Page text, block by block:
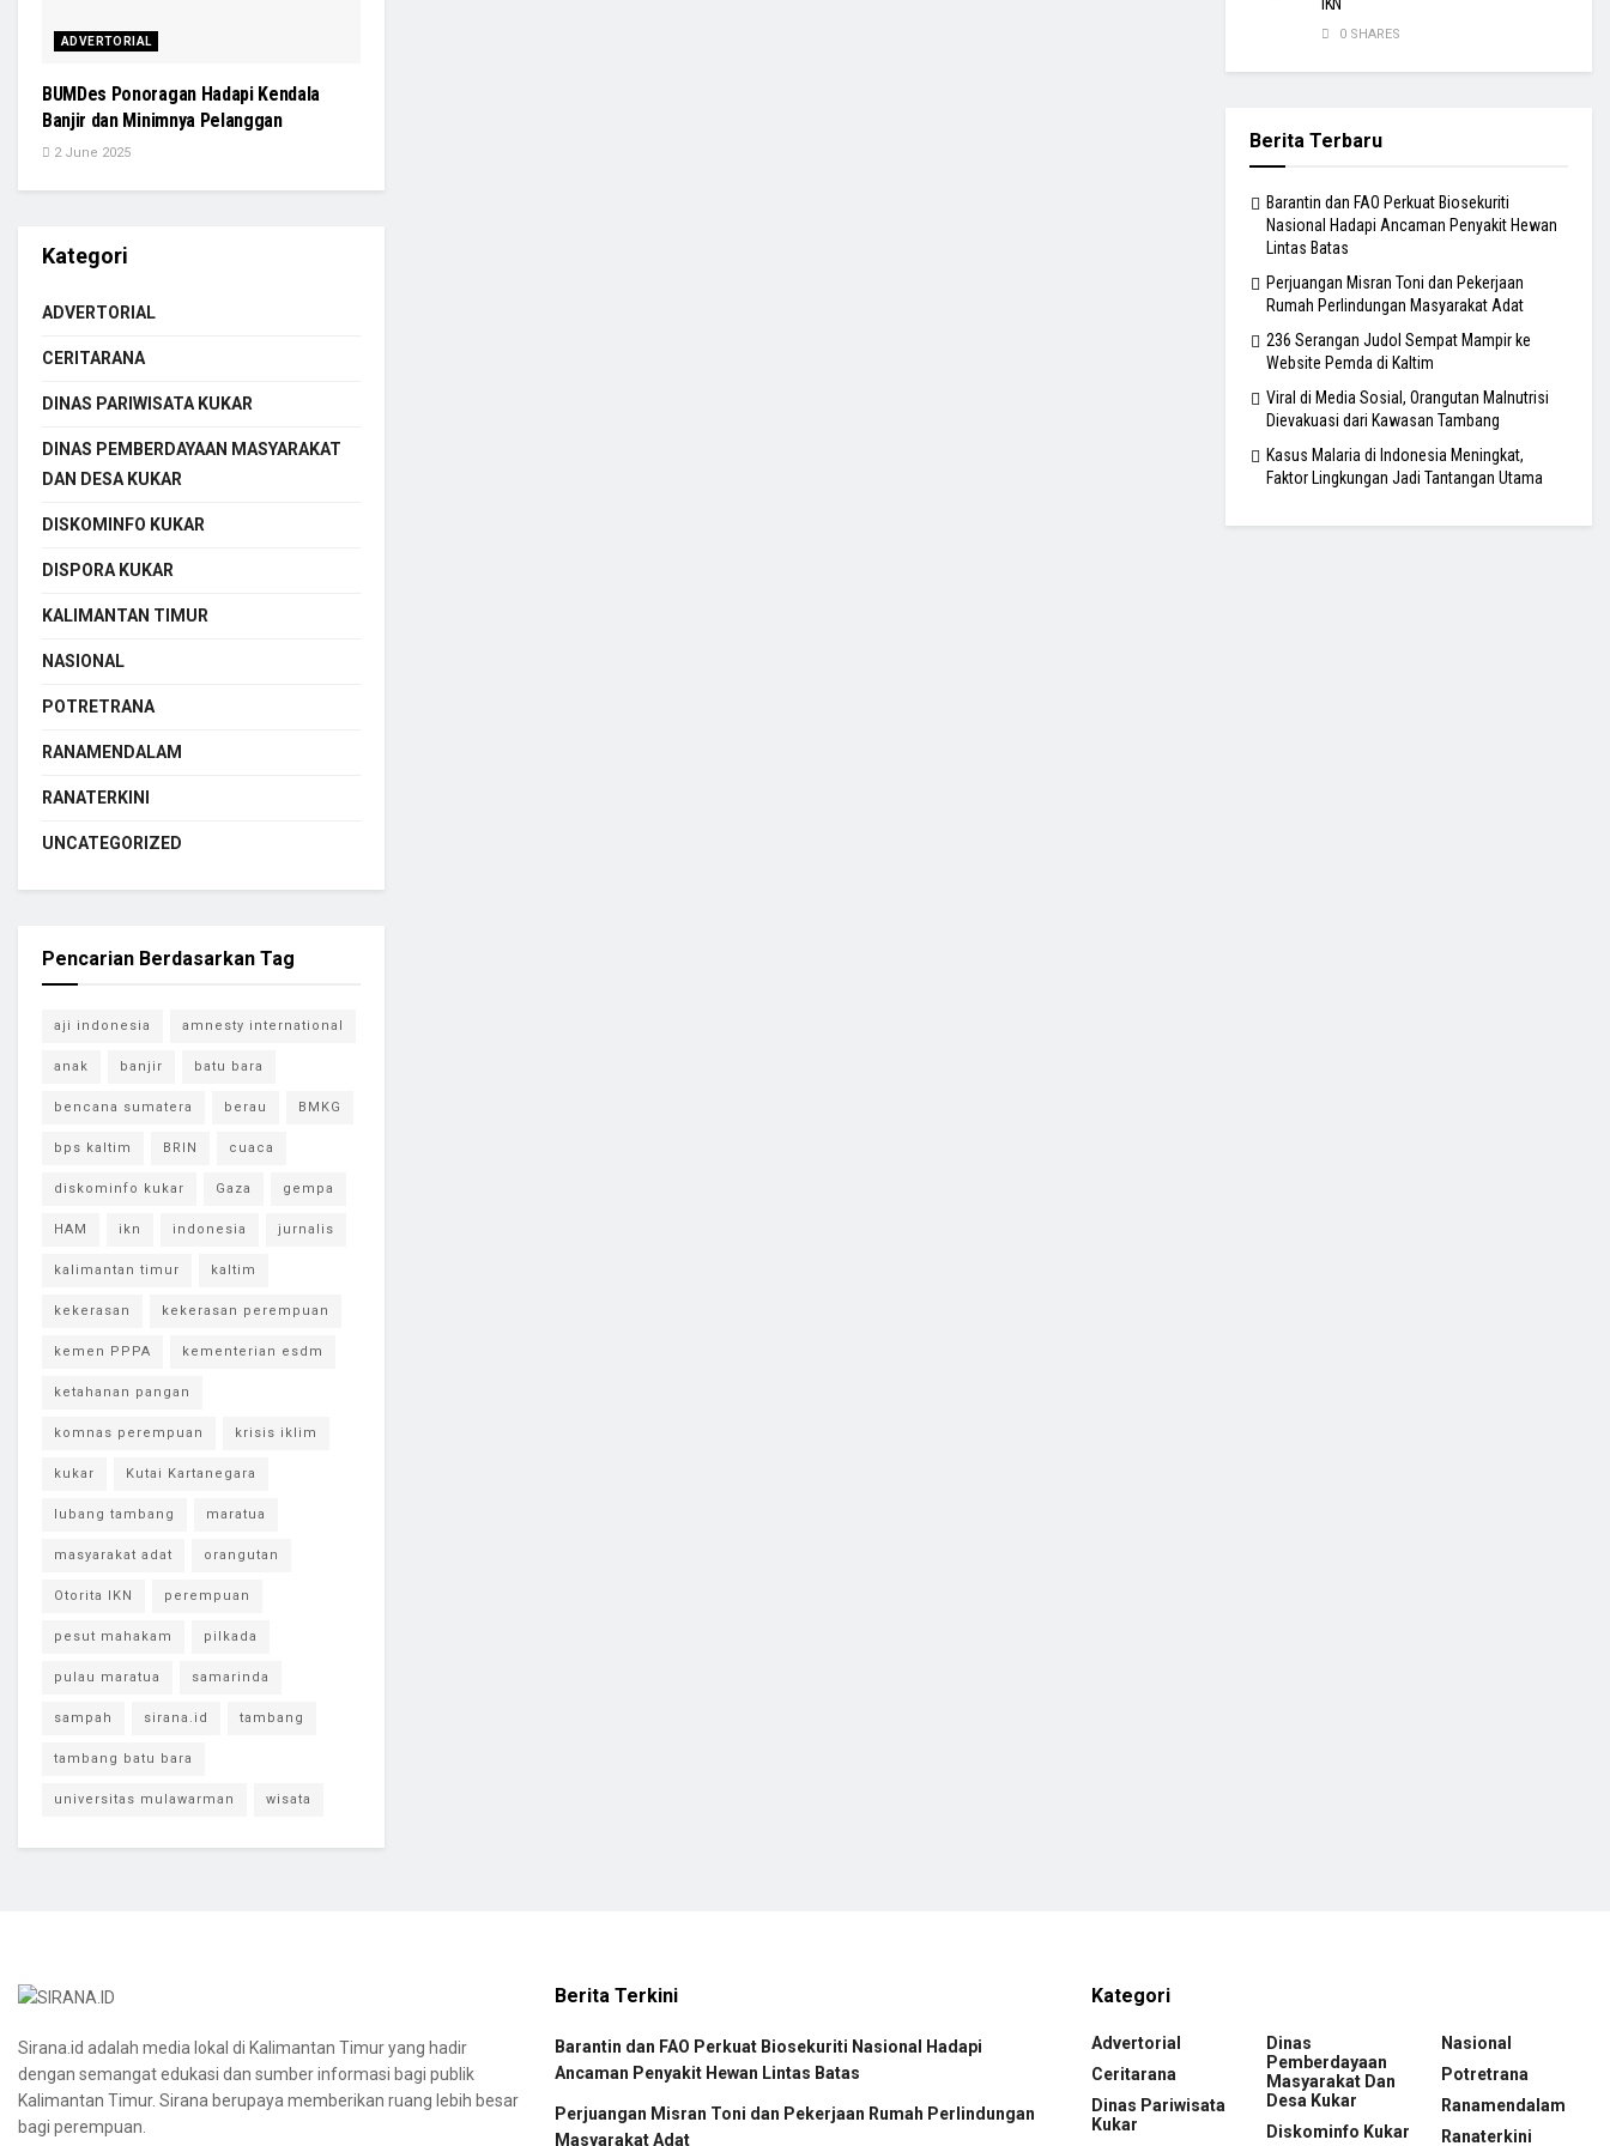
ADVERTORIAL
BUMDes Ponoragan Hadapi Kendala
Banjir dan Minimnya Pelanggan
2 June 2025
Kategori
ADVERTORIAL
CERITARANA
DINAS PARIWISATA KUKAR
DINAS PEMBERDAYAAN MASYARAKAT
DAN DESA KUKAR
DISKOMINFO KUKAR
DISPORA KUKAR
KALIMANTAN TIMUR
NASIONAL
POTRETRANA
RANAMENDALAM
RANATERKINI
UNCATEGORIZED
Pencarian Berdasarkan Tag
aji indonesia amnesty international
anak banjir batu bara
bencana sumatera berau BMKG
bps kaltim BRIN cuaca
diskominfo kukar Gaza gempa
HAM ikn indonesia jurnalis
kalimantan timur kaltim
kekerasan kekerasan perempuan
kemen PPPA kementerian esdm
ketahanan pangan
komnas perempuan krisis iklim
kukar Kutai Kartanegara
lubang tambang maratua
masyarakat adat orangutan
Otorita IKN perempuan
pesut mahakam pilkada
pulau maratua samarinda
sampah sirana.id tambang
tambang batu bara
universitas mulawarman wisata
0 SHARES
Berita Terbaru
Barantin dan FAO Perkuat Biosekuriti
Nasional Hadapi Ancaman Penyakit Hewan
Lintas Batas
Perjuangan Misran Toni dan Pekerjaan
Rumah Perlindungan Masyarakat Adat
236 Serangan Judol Sempat Mampir ke
Website Pemda di Kaltim
Viral di Media Sosial, Orangutan Malnutrisi
Dievakuasi dari Kawasan Tambang
Kasus Malaria di Indonesia Meningkat,
Faktor Lingkungan Jadi Tantangan Utama
Sirana.id adalah media lokal di Kalimantan Timur yang hadir
dengan semangat edukasi dan sumber informasi bagi publik
Kalimantan Timur. Sirana berupaya memberikan ruang lebih besar
bagi perempuan.
Berita Terkini
Barantin dan FAO Perkuat Biosekuriti Nasional Hadapi
Ancaman Penyakit Hewan Lintas Batas
Perjuangan Misran Toni dan Pekerjaan Rumah Perlindungan
Masyarakat Adat
Kategori
Advertorial
Ceritarana
Dinas Pariwisata
Kukar
Dinas
Pemberdayaan
Masyarakat Dan
Desa Kukar
Diskominfo Kukar
Nasional
Potretrana
Ranamendalam
Ranaterkini